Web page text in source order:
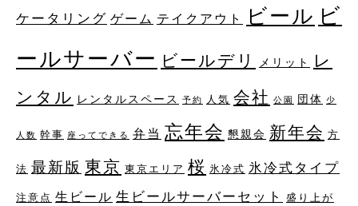
ケータリング ゲーム テイクアウト ビール ビ
ールサーバー ビールデリ メリット
レ
ンタル レンタルスペース 予約 人気 会社 公園 団体 少
人数 幹事 座ってできる 弁当 忘年会 懇親会 新年会 方
法 最新版 東京 東京エリア 桜 氷冷式 氷冷式タイプ
注意点 生ビール 生ビールサーバーセット 盛り上が